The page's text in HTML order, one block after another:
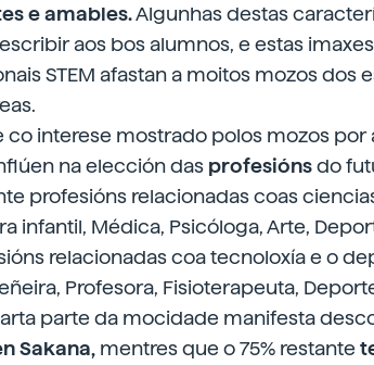
e amables.Algunhas destas
aos bos alumnos, e estas imaxes
STEM afastan a moitos mozos dos
interese mostrado polos mozos por
na elección das profesiónsdo
profesións relacionadas coas
infantil, Médica, Psicóloga, Arte,
relacionadas coa tecnoloxía e o
Profesora, Fisioterapeuta,
parte da mocidade manifesta
Sakana, mentres que o 75% restante